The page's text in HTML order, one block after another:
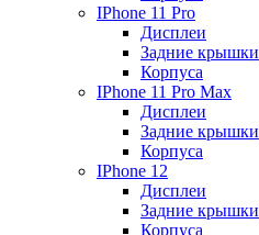
IPhone 11 Pro
Дисплеи
Задние крышки
Корпуса
IPhone 11 Pro Max
Дисплеи
Задние крышки
Корпуса
IPhone 12
Дисплеи
Задние крышки
Корпуса